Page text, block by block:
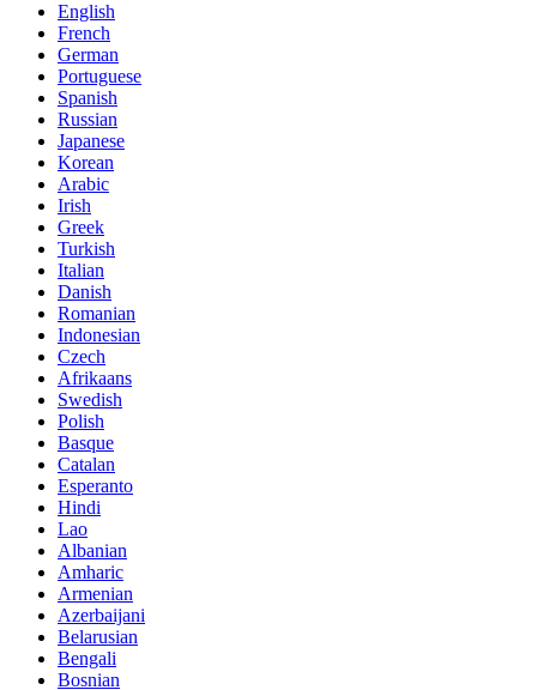
English
French
German
Portuguese
Spanish
Russian
Japanese
Korean
Arabic
Irish
Greek
Turkish
Italian
Danish
Romanian
Indonesian
Czech
Afrikaans
Swedish
Polish
Basque
Catalan
Esperanto
Hindi
Lao
Albanian
Amharic
Armenian
Azerbaijani
Belarusian
Bengali
Bosnian